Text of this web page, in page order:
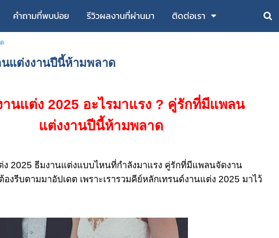
คำถามที่พบบ่อย รีวิวผลงานที่ผ่านมา ติดต่อเรา
นแต่งงานปีนี้ห้ามพลาด
านแต่ง 2025 อะไรมาแรง ? คู่รักที่มีแพลน
แต่งงานปีนี้ห้ามพลาด
2025 ธีมงานแต่งแบบไหนที่กำลังมาแรง คู่รักที่มีแพลนจัดงาน
องรีบตามมาอัปเดต เพราะเรารวมคีย์หลักเทรนด์งานแต่ง 2025 มาไว้